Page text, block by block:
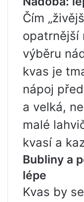
Čím
opatrnější
výběru
kvas je
nápoj
a velká,
malé
kvasí a
Bubliny a
lépe
Kvas by